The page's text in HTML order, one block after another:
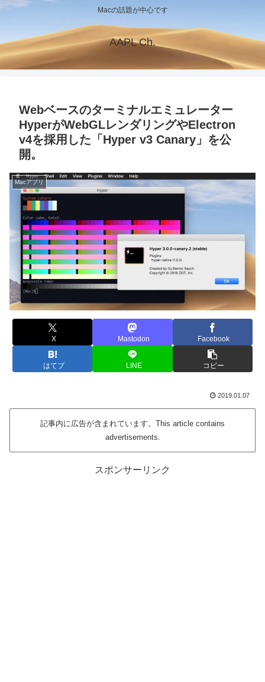
Macの話題が中心です
AAPL Ch.
Webベースのターミナルエミュレーター
HyperがWebGLレンダリングやElectron
v4を採用した「Hyper v3 Canary」を公
開。
Macアプリ
X Mastodon Facebook
はてブ LINE コピー
2019.01.07
記事内に広告が含まれています。This article contains
advertisements.
スポンサーリンク